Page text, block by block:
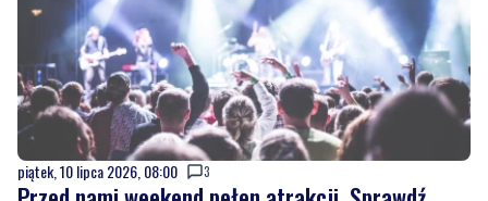
piątek, 10 lipca 2026, 08:00 3